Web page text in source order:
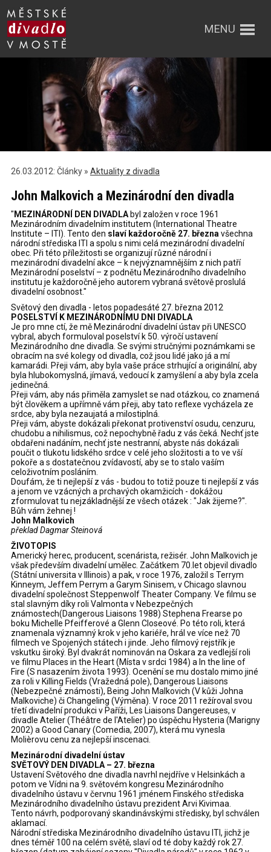
MENU
26.03.2012: Články » Aktuality z divadla
John Malkovich a Mezinárodní den divadla
" MEZINÁRODNÍ DEN DIVADLAbyl založen v roce 1961
Mezinárodním divadelním institutem (International Theatre
Institute – ITI). Tento den slaví každoročně 27. března všechna
národní střediska ITI a spolu s nimi celá mezinárodní divadelní
obec. Při této příležitosti se organizují různé národní i
mezinárodní divadelní akce – k nejvýznamnějším z nich patří
Mezinárodní poselství – z podnětu Mezinárodního divadelního
institutu je každoročně jeho autorem vybraná světově proslulá
divadelní osobnost."
Světový den divadla - letos popadesáté 27. března 2012
POSELSTVÍ K MEZINÁRODNÍMU DNI DIVADLA
Je pro mne ctí, že mě Mezinárodní divadelní ústav při UNESCO
vybral, abych formuloval poselství k 50. výročí ustavení
Mezinárodního dne divadla. Se svými stručnými poznámkami se
obracím na své kolegy od divadla, což jsou lidé jako já a mí
kamarádi. Přeji vám, aby byla vaše práce strhující a originální, aby
byla hlubokomyslná, jímavá, vedoucí k zamyšlení a aby byla zcela
jedinečná.
Přeji vám, aby nás přiměla zamyslet se nad otázkou, co znamená
být člověkem a upřímně vám přeji, aby tato reflexe vycházela ze
srdce, aby byla nezaujatá a milostiplná.
Přeji vám, abyste dokázali překonat protivenství osudu, cenzuru,
chudobu a nihilismus, což nepochybně řadu z vás čeká. Nechť jste
obdařeni nadáním, nechť jste nestranní, abyste nás dokázali
poučit o tlukotu lidského srdce v celé jeho složitosti a to ve vší
pokoře a s dostatečnou zvídavostí, aby se to stalo vaším
celoživotním posláním.
Doufám, že ti nejlepší z vás - budou to totiž pouze ti nejlepší z vás
a jenom ve vzácných a prchavých okamžicích - dokážou
zformulovat tu nejzákladnější ze všech otázek : "Jak žijeme?".
Bůh vám žehnej !
John Malkovich
překlad Dagmar Steinová
ŽIVOTOPIS
Americký herec, producent, scenárista, režisér. John Malkovich je
však především divadelní umělec. Začátkem 70.let objevil divadlo
(Státní universita v Illinois) a pak, v roce 1976, založil s Terrym
Kinneym, Jeffem Perrym a Garym Sinisem, v Chicago slavnou
divadelní společnost Steppenwolf Theater Company. Ve filmu se
stal slavným díky roli Valmonta v Nebezpečných
známostech(Dangerous Liaisons 1988) Stephena Frearse po
boku Michelle Pfeifferové a Glenn Closeové. Po této roli, která
znamenala významný krok v jeho kariéře, hrál ve více než 70
filmech ve Spojených státech i jinde. Jeho filmový rejstřík je
vskutku široký. Byl dvakrát nominován na Oskara za vedlejší roli
ve filmu Places in the Heart (Místa v srdci 1984) a In the line of
Fire (S nasazením života 1993). Ocenění se mu dostalo mimo jiné
za roli v Killing Fields (Vražedná pole), Dangerous Liaisons
(Nebezpečné známosti), Being John Malkovich (V kůži Johna
Malkoviche) či Changeling (Výměna). V roce 2011 režíroval svou
třetí divadelní produkci v Paříži, Les Liaisons Dangereuses, v
divadle Atelier (Théâtre de l'Atelier) po úspěchu Hysteria (Marigny
2002) a Good Canary (Comedia, 2007), která mu vynesla
Molièrovu cenu za nejlepší inscenaci.
Mezinárodní divadelní ústav
SVĚTOVÝ DEN DIVADLA – 27. března
Ustavení Světového dne divadla navrhl nejdříve v Helsinkách a
potom ve Vídni na 9. světovém kongresu Mezinárodního
divadelního ústavu v červnu 1961 jménem Finského střediska
Mezinárodního divadelního ústavu prezident Arvi Kivimaa.
Tento návrh, podporovaný skandinávskými středisky, byl schválen
aklamací.
Národní střediska Mezinárodního divadelního ústavu ITI, jichž je
dnes téměř 100 na celém světě, slaví od té doby každý rok 27.